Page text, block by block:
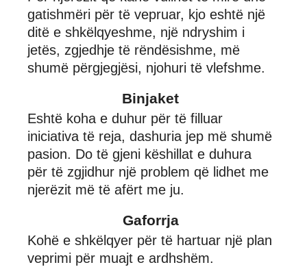
gatishmëri për të vepruar, kjo eshtë një
ditë e shkëlqyeshme, një ndryshim i
jetës, zgjedhje të rëndësishme, më
shumë përgjegjësi, njohuri të vlefshme.
Binjaket
Eshtë koha e duhur për të filluar
iniciativa të reja, dashuria jep më shumë
pasion. Do të gjeni këshillat e duhura
për të zgjidhur një problem që lidhet me
njerëzit më të afërt me ju.
Gaforrja
Kohë e shkëlqyer për të hartuar një plan
veprimi për muajt e ardhshëm.